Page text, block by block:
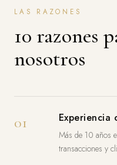
LAS RAZONES
10 razones
nosotros
01 Experiencia
Más de 10 años
transacciones y